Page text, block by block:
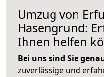
Umzug von
Hasengrund:
Ihnen helfen
Bei uns sind Sie
zuverlässige und